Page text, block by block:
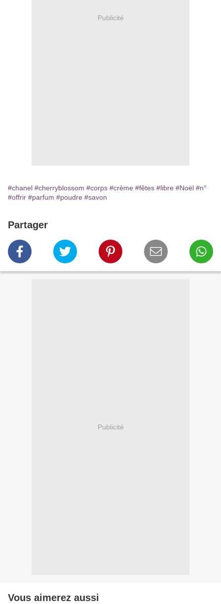
Publicité
#chanel #cherryblossom #corps #crème #fêtes #libre #Noël #n°
#offrir #parfum #poudre #savon
Partager
Publicité
Vous aimerez aussi